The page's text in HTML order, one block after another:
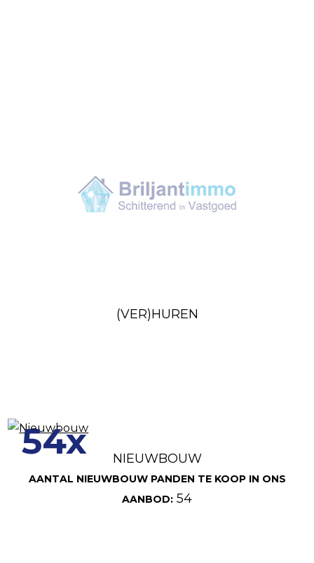
(VER)HUREN
54x NIEUWBOUW
AANTAL NIEUWBOUW PANDEN TE KOOP IN ONS
AANBOD: 54